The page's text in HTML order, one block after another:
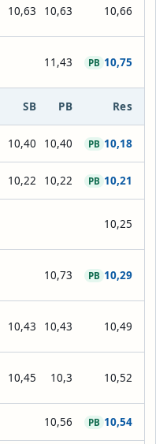
10,63 10,63 10,66
11,43 10,75
PB
SB PB Res
10,40 10,40 10,18
PB
10,22 10,22 10,21
PB
10,25
10,73 10,29
PB
10,43 10,43 10,49
10,45 10,3 10,52
10,56 10,54
PB